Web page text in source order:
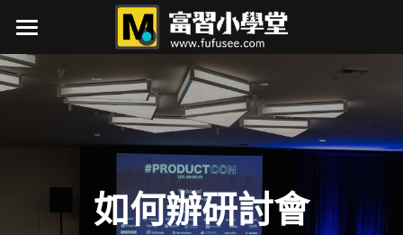
最新消息
關於我
接案項目
作品集 如何辦研討會
商品分類
所有商品分類
部落格分類
AI
網路行銷